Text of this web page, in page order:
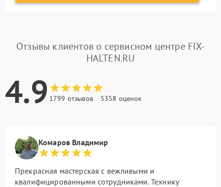
Отзывы клиентов о сервисном центре FIX-
HALTEN.RU
4.9 1799 отзывов 5358 оценок
Комаров Владимир
Прекрасная мастерская с вежливыми и
квалифицированными сотрудниками. Технику